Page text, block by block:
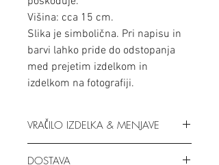
Višina: cca 15 cm.
Slika je simbolična. Pri napisu in
barvi lahko pride do odstopanja
med prejetim izdelkom in
izdelkom na fotografiji.
VRAČILO IZDELKA & MENJAVE
DOSTAVA